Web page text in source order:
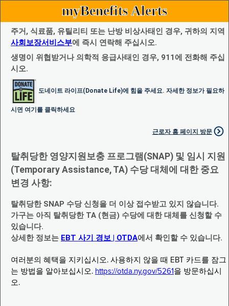
myBenefits Alerts
주거, 식료품, 유틸리티 또는 난방 비상사태인 경우, 귀하의 지역
사회보장서비스부에 즉시 연락해 주십시오.
생명이 위협받거나 의학적 응급사태인 경우, 911에 전화해 주십
시오.
도네이트 라이프(Donate Life)에 힘을 주세요. 자세한 정보가 필요하
시면 여기를 클릭하세요
근로자 홈 페이지 방문
탈취당한 영양지원보충 프로그램(SNAP) 및 임시 지원
(Temporary Assistance, TA) 수당 대체에 대한 중요
변경 사항:
탈취당한 SNAP 수당 신청을 더 이상 접수받고 있지 않습니다.
가구는 아직 탈취당한 TA (현금) 수당에 대한 대체를 신청할 수
있습니다.
상세한 정보는 EBT 사기 경보 | OTDA에서 확인할 수 있습니다.
여러분의 혜택을 지키십시오. 사용하지 않을 때 EBT 카드를 잠그
는 방법을 알아보십시오. https://otda.ny.gov/5261 을 방문하십시
오.